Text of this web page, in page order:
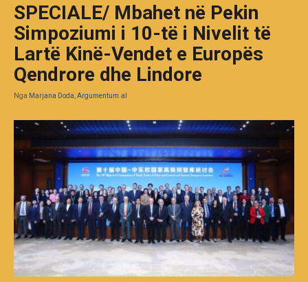
SPECIALE/ Mbahet në Pekin
Simpoziumi i 10-të i Nivelit të
Lartë Kinë-Vendet e Europës
Qendrore dhe Lindore
Nga Marjana Doda, Argumentum.al